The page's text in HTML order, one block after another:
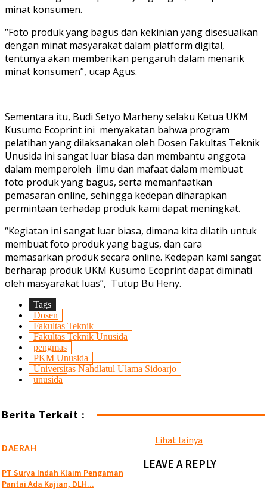
minat konsumen.
“Foto produk yang bagus dan kekinian yang disesuaikan
dengan minat masyarakat dalam platform digital,
tentunya akan memberikan pengaruh dalam menarik
minat konsumen”, ucap Agus.
Sementara itu, Budi Setyo Marheny selaku Ketua UKM
Kusumo Ecoprint ini menyakatan bahwa program
pelatihan yang dilaksanakan oleh Dosen Fakultas Teknik
Unusida ini sangat luar biasa dan membantu anggota
dalam memperoleh ilmu dan mafaat dalam membuat
foto produk yang bagus, serta memanfaatkan
pemasaran online, sehingga kedepan diharapkan
permintaan terhadap produk kami dapat meningkat.
“Kegiatan ini sangat luar biasa, dimana kita dilatih untuk
membuat foto produk yang bagus, dan cara
memasarkan produk secara online. Kedepan kami sangat
berharap produk UKM Kusumo Ecoprint dapat diminati
oleh masyarakat luas”, Tutup Bu Heny.
Tags
Dosen
Fakultas Teknik
Fakultas Teknik Unusida
pengmas
PKM Unusida
Universitas Nahdlatul Ulama Sidoarjo
unusida
Berita Terkait :
DAERAH
PT Surya Indah Klaim Pengaman
Pantai Ada Kajian, DLH...
Lihat lainya
LEAVE A REPLY